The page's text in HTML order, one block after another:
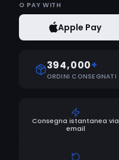
O PAY WITH
Apple Pay
394,000+
ORDINI CONSEGNATI
Consegna istantanea via
email